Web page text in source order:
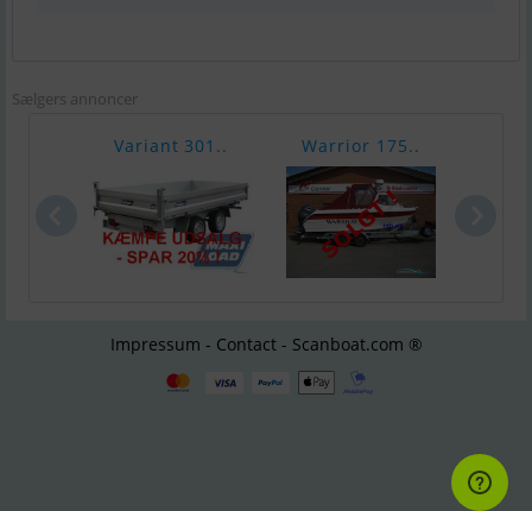
Sælgers annoncer
Variant 301.. Warrior 175..
Impressum - Contact - Scanboat.com ®